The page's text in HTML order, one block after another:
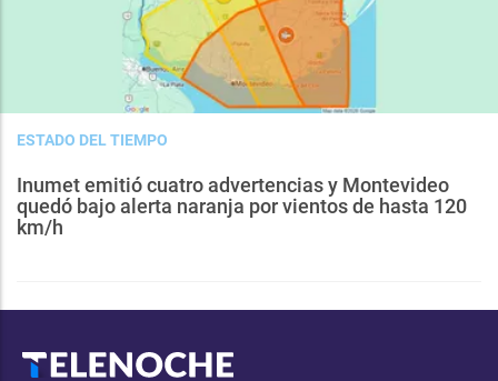
ESTADO DEL TIEMPO
Inumet emitió cuatro advertencias y Montevideo
quedó bajo alerta naranja por vientos de hasta 120
km/h